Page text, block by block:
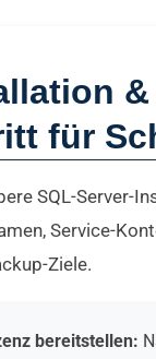
für
SQL-Server-
Service-
Ziele.
bereitstellen: